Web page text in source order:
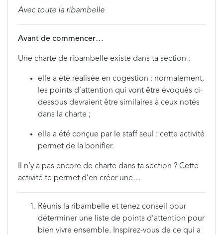
Avec toute la ribambelle
Avant de commencer…
Une charte de ribambelle existe dans ta section :
elle a été réalisée en cogestion : normalement,
les points d’attention qui vont être évoqués ci-
dessous devraient être similaires à ceux notés
dans la charte ;
elle a été conçue par le staff seul : cette activité
permet de la bonifier.
Il n’y a pas encore de charte dans ta section ? Cette
activité te permet d’en créer une…
Réunis la ribambelle et tenez conseil pour
déterminer une liste de points d’attention pour
bien vivre ensemble. Inspirez-vous de ce qui a